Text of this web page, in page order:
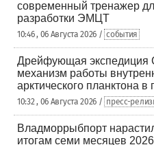
современный тренажер
разработки ЭМЦТ
10:46 , 06 Августа 2026 / события
Дрейфующая экспедиция
механизм работы
арктического планктона
10:32 , 06 Августа 2026 / пресс-
Владморрыбпорт
итогам семи месяцев